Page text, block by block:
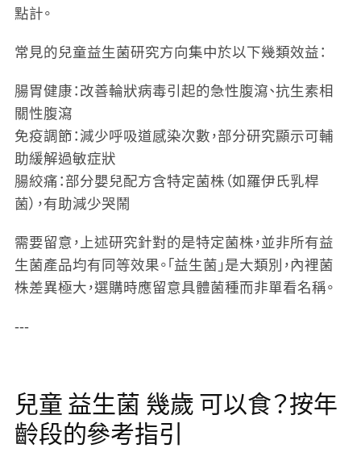
點計。
常見的兒童益生菌研究方向集中於以下幾類效益：
腸胃健康 ：改善輪狀病毒引起的急性腹瀉、抗生素相
關性腹瀉
免疫調節 ：減少呼吸道感染次數，部分研究顯示可輔
助緩解過敏症狀
腸絞痛 ：部分嬰兒配方含特定菌株（如羅伊氏乳桿
菌），有助減少哭鬧
需要留意，上述研究針對的是特定菌株，並非所有益
生菌產品均有同等效果。「益生菌」是大類別，內裡菌
株差異極大，選購時應留意具體菌種而非單看名稱。
---
兒童 益生菌 幾歲 可以食？按年
齡段的參考指引